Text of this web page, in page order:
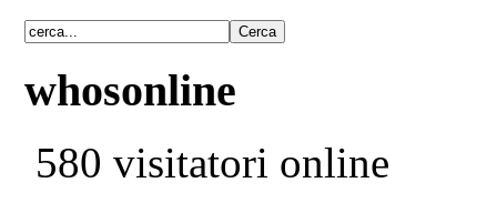
whosonline
580 visitatori online